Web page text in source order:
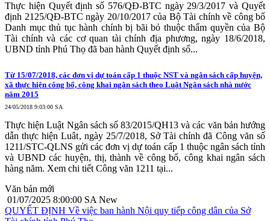
Thực hiện Quyết định số 576/QĐ-BTC ngày 29/3/2017 và Quyết
định 2125/QĐ-BTC ngày 20/10/2017 của Bộ Tài chính về công bố
Danh mục thủ tục hành chính bị bãi bỏ thuộc thẩm quyền của Bộ
Tài chính và các cơ quan tài chính địa phương, ngày 18/6/2018,
UBND tỉnh Phú Thọ đã ban hành Quyết định số...
Từ 15/07/2018, các đơn vị dự toán cấp 1 thuộc NST và ngân sách cấp huyện,
xã thực hiện công bố, công khai ngân sách theo Luật Ngân sách nhà nước
năm 2015
24/05/2018 9:03:00 SA
Thực hiện Luật Ngân sách số 83/2015/QH13 và các văn bản hướng
dẫn thực hiện Luât, ngày 25/7/2018, Sở Tài chính đã Công văn số
1211/STC-QLNS gửi các đơn vị dự toán cấp 1 thuộc ngân sách tỉnh
và UBND các huyện, thị, thành về công bố, công khai ngân sách
hàng năm. Xem chi tiết Công văn 1211 tại...
Văn bản mới
01/07/2025 8:00:00 SA New
QUYẾT ĐỊNH Về việc ban hành Nội quy tiếp công dân của Sở